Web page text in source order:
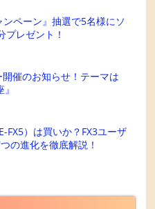
ペーン』抽選で5名様にソ
プレゼント！
催のお知らせ！テーマは
FX5）は買いか？FX3ユーザ
の進化を徹底解説！